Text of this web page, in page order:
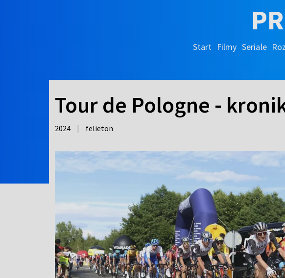
Start Filmy Seriale
Tour de Pologne -
2024 | felieton